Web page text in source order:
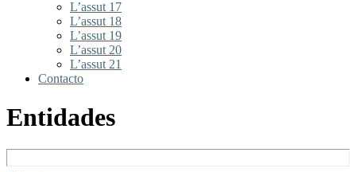
L’assut 17
L’assut 18
L’assut 19
L’assut 20
L’assut 21
Contacto
Entidades